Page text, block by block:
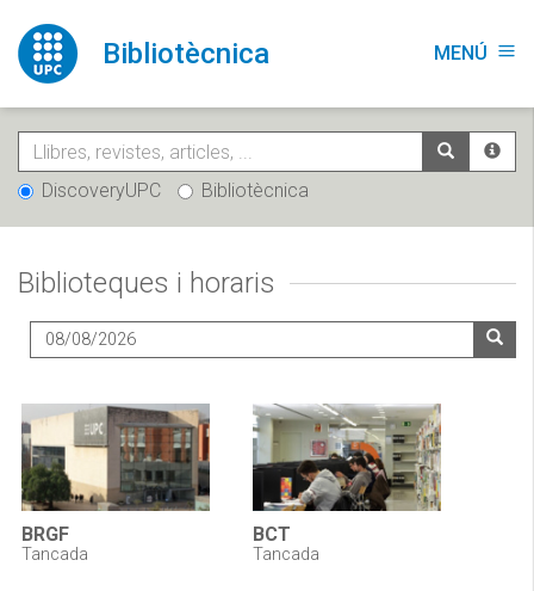
contingut
Bibliotècnica MENÚ menu
DiscoveryUPC Bibliotècnica
Biblioteques i horaris
BRGF
Tancada
BCT
Tancada